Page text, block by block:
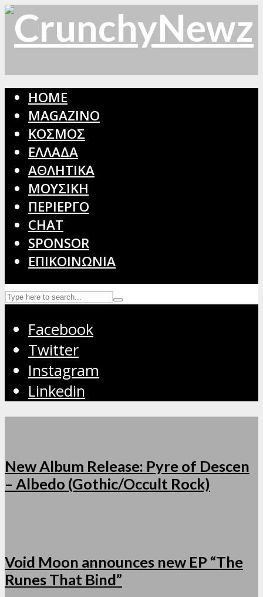
HOME
MAGAZINO
ΚΟΣΜΟΣ
ΕΛΛΑΔΑ
ΑΘΛΗΤΙΚΑ
ΜΟΥΣΙΚΗ
ΠΕΡΙΕΡΓΟ
CHAT
SPONSOR
ΕΠΙΚΟΙΝΩΝΙΑ
Facebook
Twitter
Instagram
Linkedin
New Album Release: Pyre of Descen
– Albedo (Gothic/Occult Rock)
Void Moon announces new EP “The
Runes That Bind”